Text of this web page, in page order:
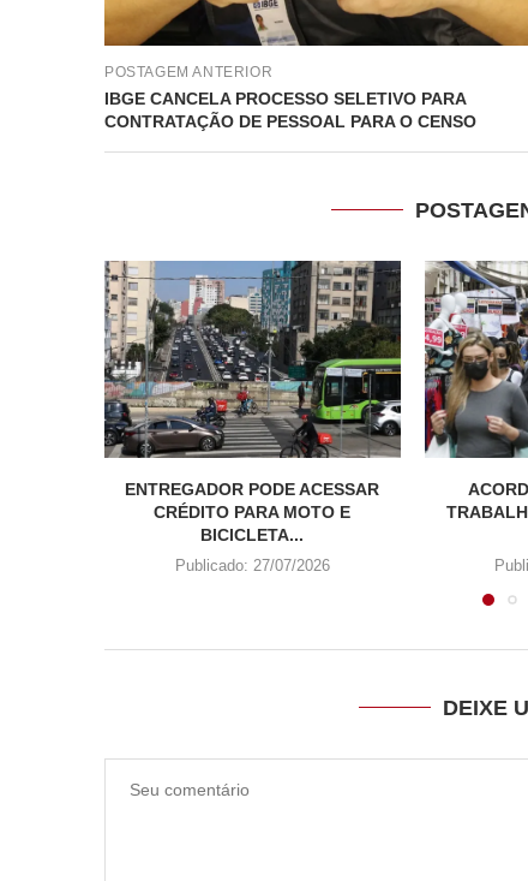
POSTAGEM ANTERIOR
IBGE CANCELA PROCESSO SELETIVO PARA
CONTRATAÇÃO DE PESSOAL PARA O CENSO
ENTREGADOR PODE ACESSAR
CRÉDITO PARA MOTO E
BICICLETA...
Publicado: 27/07/2026
DEIXE